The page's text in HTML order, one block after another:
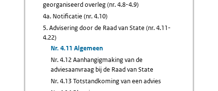
georganiseerd overleg (nr. 4.8-4.9)
4a. Notificatie (nr. 4.10)
5. Advisering door de Raad van State (nr. 4.11-
4.22)
Nr. 4.11 Algemeen
Nr. 4.12 Aanhangigmaking van de
adviesaanvraag bij de Raad van State
Nr. 4.13 Totstandkoming van een advies